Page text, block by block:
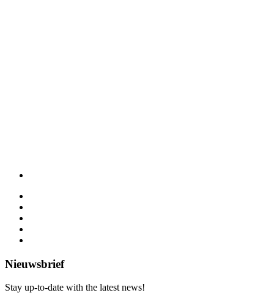
Nieuwsbrief
Stay up-to-date with the latest news!